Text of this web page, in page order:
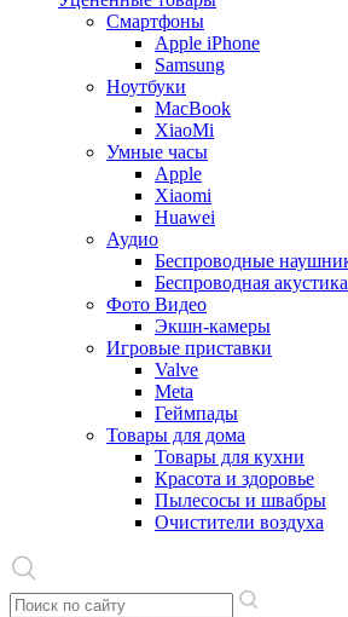
Cмартфоны
Apple iPhone
Samsung
Ноутбуки
MacBook
XiaoMi
Умные часы
Apple
Xiaomi
Huawei
Аудио
Беспроводные
Беспроводная акустика
Фото Видео
Экшн-камеры
Игровые приставки
Valve
Meta
Геймпады
Товары для дома
Товары для кухни
Красота и здоровье
Пылесосы и швабры
Очистители воздуха